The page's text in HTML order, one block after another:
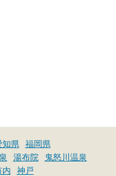
知県 福岡県
湯布院 鬼怒川温泉
内 神戸